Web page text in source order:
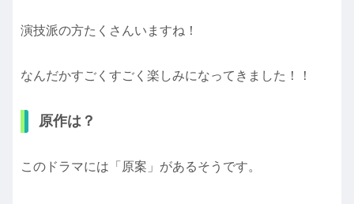
演技派の方たくさんいますね！
なんだかすごくすごく楽しみになってきました！！
原作は？
このドラマには「原案」があるそうです。